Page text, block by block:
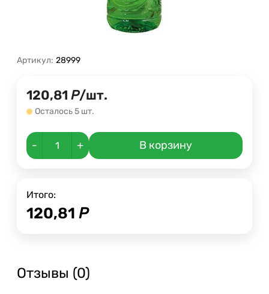
Артикул: 28999
120,81 Р/шт.
Осталось 5 шт.
- + В корзину
Итого:
120,81 Р
Отзывы (0)